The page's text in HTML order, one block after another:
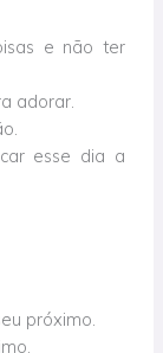
e não ter
adorar.
esse dia a
próximo.